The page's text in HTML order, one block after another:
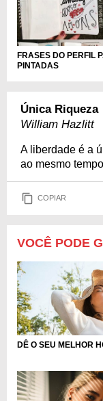
FRASES DO PERFIL
PINTADAS
Única Riqueza
William Hazlitt
A liberdade é a
ao mesmo
COPIAR
VOCÊ PODE
DÊ O SEU MELHOR